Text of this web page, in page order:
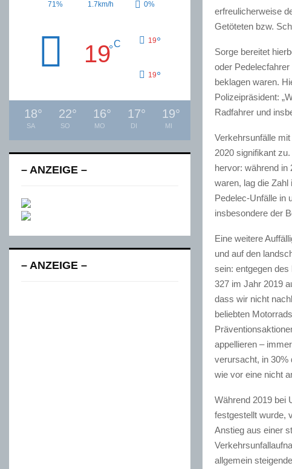
erfreulicherweise
Getöteten bzw.
Sorge bereitet
oder
beklagen waren.
Polizeipräsident:
Radfahrer und
Verkehrsunfälle
2020 signifikant
hervor: während in
waren, lag die
Pedelec-Unfälle in
insbesondere der
Eine weitere
und auf den
sein: entgegen
327 im Jahr 2019
dass wir nicht
beliebten
appellieren –
verursacht, in 30%
wie vor eine nicht
Während 2019 bei
festgestellt wurde,
Anstieg aus einer
allgemein
71% 1.7km/h 0%
19°C 19°
19°
18°
SA
22°
SO
16°
MO
17°
DI
19°
MI
– ANZEIGE –
– ANZEIGE –